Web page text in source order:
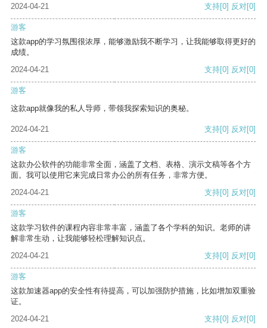
2024-04-21
支持[0] 反对[0]
游客
这款app的学习氛围很浓厚，能够激励我不断学习，让我能够取得更好的
成绩。
2024-04-21
支持[0] 反对[0]
游客
这款app就像我的私人导师，带领我探索知识的奥秘。
2024-04-21 支持[0] 反对[0]
游客
这款办公软件的功能非常全面，涵盖了文档、表格、演示文稿等各个方
面。我可以使用它来完成日常办公的所有任务，非常方便。
2024-04-21
支持[0] 反对[0]
游客
这款学习软件的课程内容非常丰富，涵盖了各个学科的知识。老师的讲
解非常生动，让我能够轻松理解知识点。
2024-04-21
支持[0] 反对[0]
游客
这款加速器app的安全性有待提高，可以加强防护措施，比如增加双重验
证。
2024-04-21
支持[0] 反对[0]